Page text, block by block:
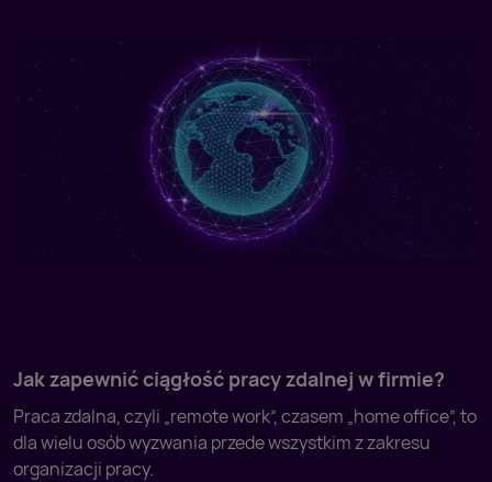
Jak zapewnić ciągłość pracy zdalnej w firmie?
Praca zdalna, czyli „remote work”, czasem „home office”, to
dla wielu osób wyzwania przede wszystkim z zakresu
organizacji pracy.